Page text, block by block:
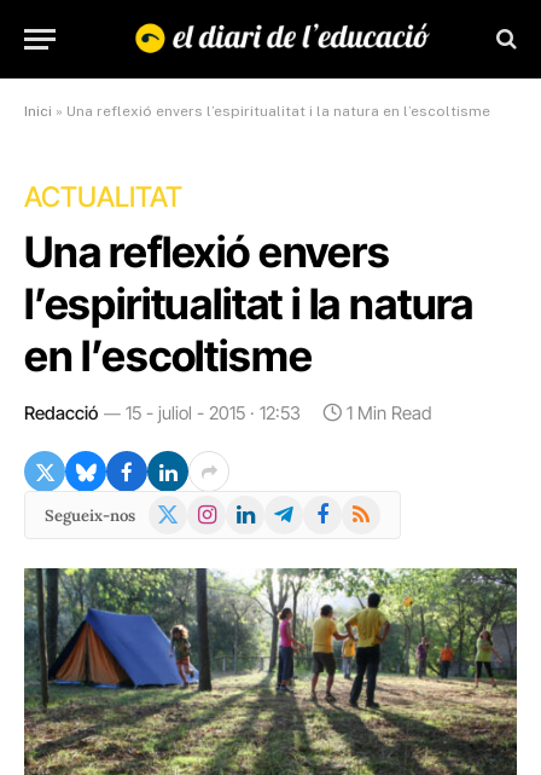
Inici » Una reflexió envers l’espiritualitat i la natura en l’escoltisme
ACTUALITAT
Una reflexió envers
l’espiritualitat i la natura
en l’escoltisme
Redacció 15 - juliol - 2015 · 12:53 1 Min Read
Segueix-nos
X
Instagram
LinkedInTelegramFacebook
RSS